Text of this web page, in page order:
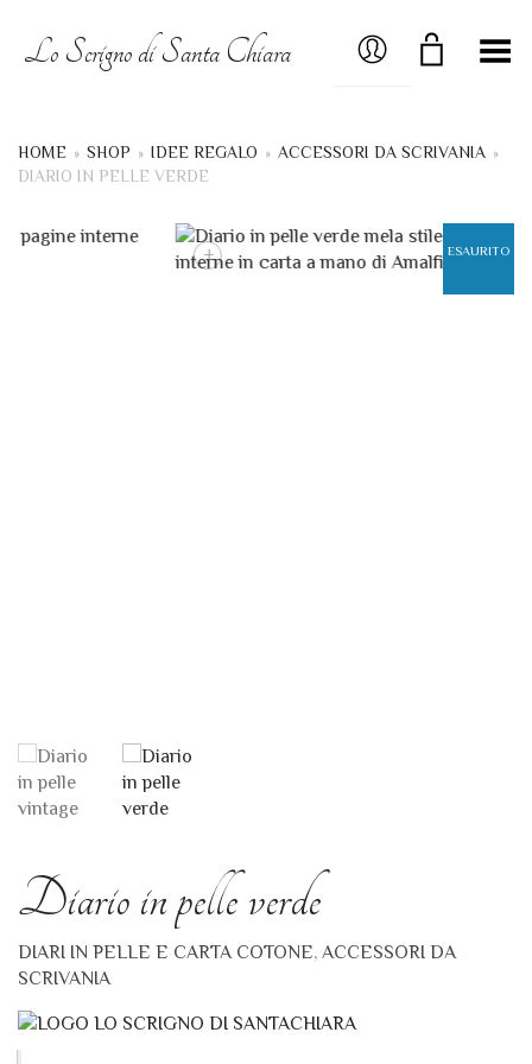
Lo Scrigno di Santa Chiara MY ACCOUNT
Menú
HOME » SHOP » IDEE REGALO » ACCESSORI DA SCRIVANIA »
DIARIO IN PELLE VERDE
ESAURITO
Diario in pelle verde
DIARI IN PELLE E CARTA COTONE, ACCESSORI DA
SCRIVANIA